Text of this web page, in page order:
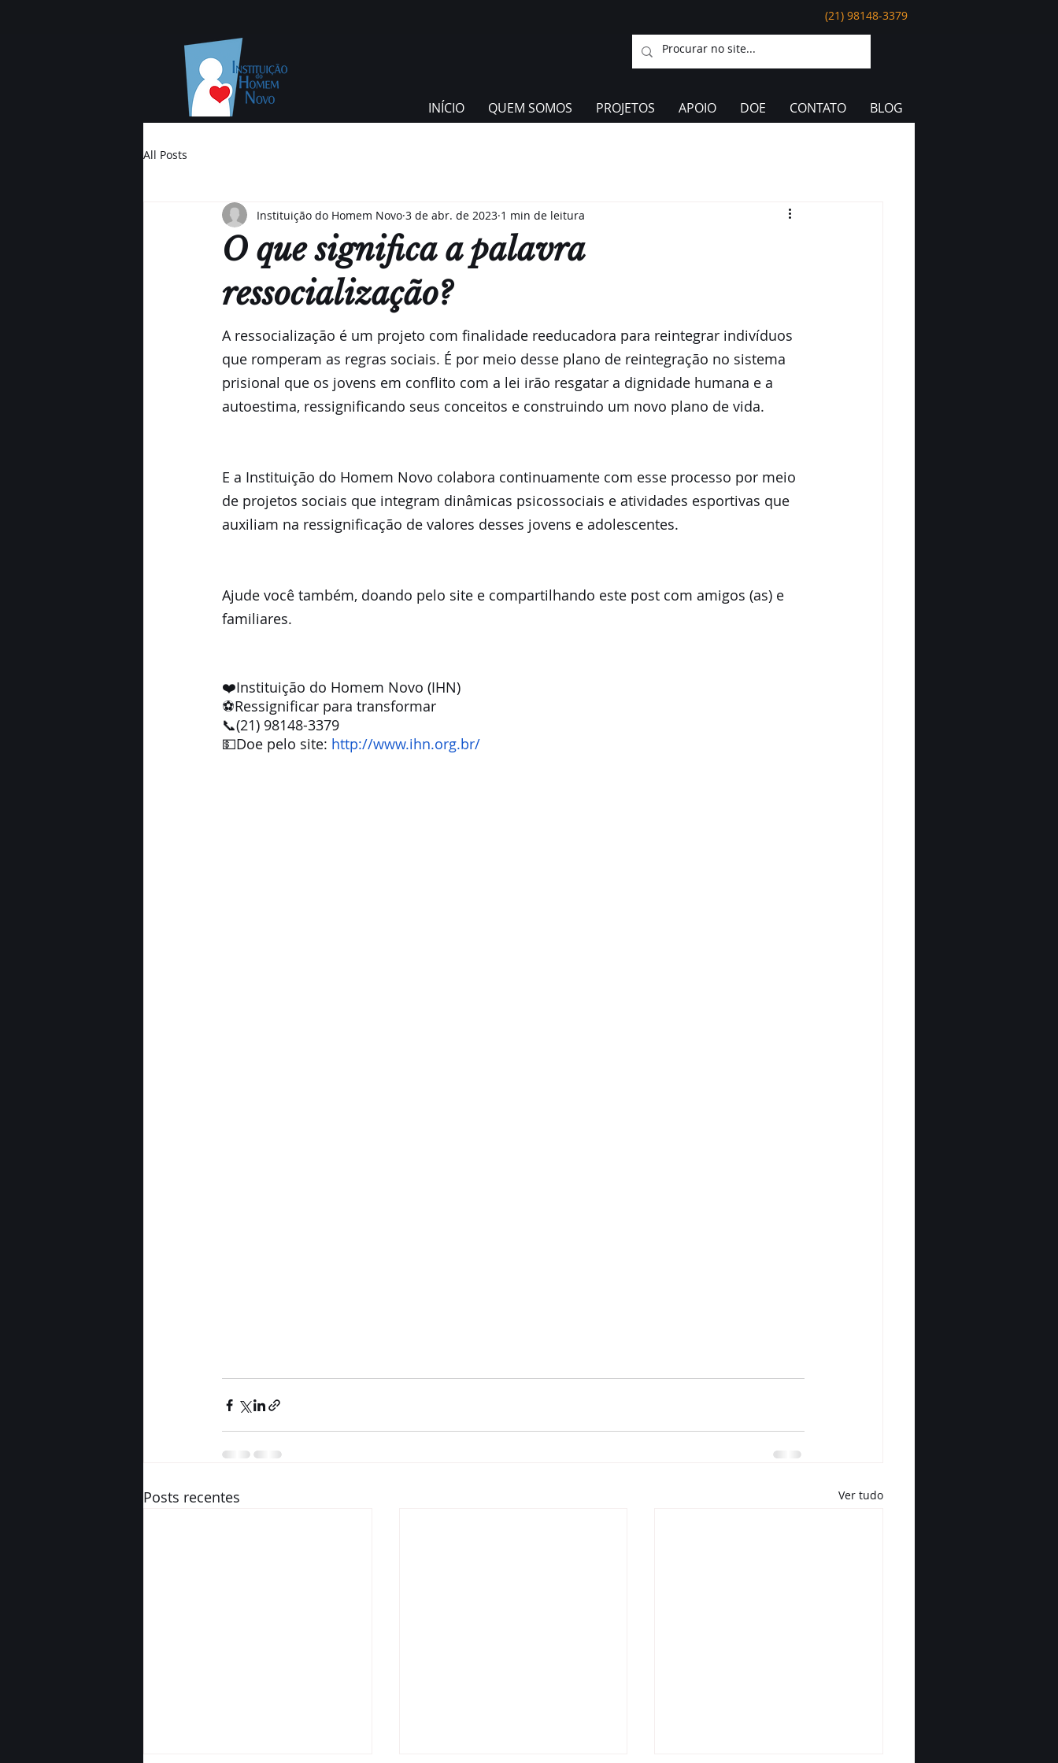
(21) 98148-3379
INÍCIO QUEM SOMOS PROJETOS APOIO DOE CONTATO BLOG
All Posts
O que significa a palavra
ressocialização?
Instituição do Homem Novo 3 de abr. de 2023 1 min de leitura
A ressocialização é um projeto com finalidade reeducadora para reintegrar indivíduos
que romperam as regras sociais. É por meio desse plano de reintegração no sistema
prisional que os jovens em conflito com a lei irão resgatar a dignidade humana e a
autoestima, ressignificando seus conceitos e construindo um novo plano de vida.
E a Instituição do Homem Novo colabora continuamente com esse processo por meio
de projetos sociais que integram dinâmicas psicossociais e atividades esportivas que
auxiliam na ressignificação de valores desses jovens e adolescentes.
Ajude você também, doando pelo site e compartilhando este post com amigos (as) e
familiares.
❤️Instituição do Homem Novo (IHN)
⚽Ressignificar para transformar
📞(21) 98148-3379
💵Doe pelo site: http://www.ihn.org.br/
Posts recentes Ver tudo